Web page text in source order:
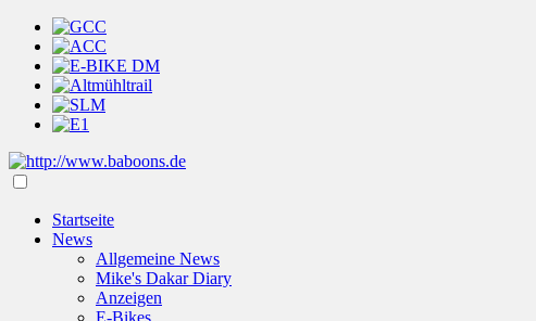
Startseite
News
Allgemeine News
Mike's Dakar Diary
Anzeigen
E-Bikes